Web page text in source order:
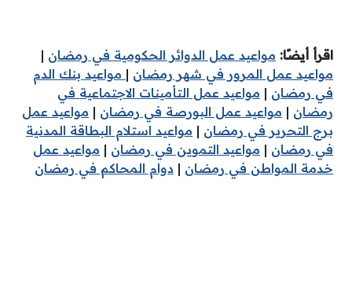
اقرأ أيضًا: مواعيد عمل الدوائر الحكومية في رمضان |
مواعيد عمل المرور في شهر رمضان | مواعيد بنك الدم
في رمضان | مواعيد عمل التأمينات الاجتماعية في
رمضان | مواعيد عمل البورصة في رمضان | مواعيد عمل
برج التحرير في رمضان | مواعيد استلام البطاقة المدنية
في رمضان | مواعيد التموين في رمضان | مواعيد عمل
خدمة المواطن في رمضان | دوام المحاكم في رمضان